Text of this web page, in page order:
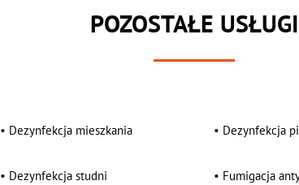
POZOSTAŁE USŁUGI
• Dezynfekcja mieszkania • Dezynfekcja
• Dezynfekcja studni • Fumigacja